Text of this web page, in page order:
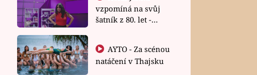
vzpomíná na svůj
šatník z 80. let -
natáčení v Thajsku